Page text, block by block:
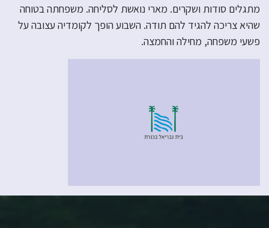
מתגלים סודות ושקרים. מארי נואשת לסליחה. משפחתה בטוחה
שהיא צריכה להגיד להם תודה. השבוע הופך לקומדיה עצובה על
פשעי משפחה, מחילה והחמצה.